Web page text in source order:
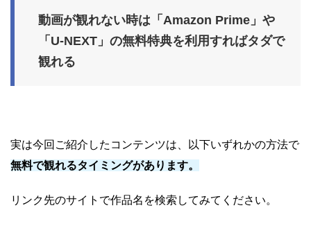
動画が観れない時は「Amazon Prime」や
「U-NEXT」の無料特典を利用すればタダで
観れる
実は今回ご紹介したコンテンツは、以下いずれかの方法で
無料で観れるタイミングがあります。
リンク先のサイトで作品名を検索してみてください。